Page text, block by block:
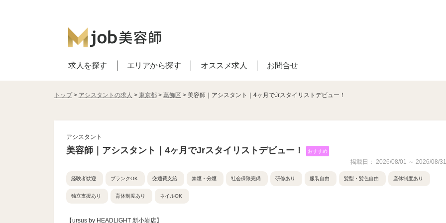
求人を探す エリアから探す オススメ求人 お問合せ
トップ> アシスタントの求人 > 東京都> 葛飾区 > 美容師｜アシスタント｜4ヶ月でJrスタイリストデビュー！
アシスタント
美容師｜アシスタント｜4ヶ月でJrスタイリストデビュー！ おすすめ
掲載日： 2026/08/01 ～ 2026/08/31
経験者歓迎 ブランクOK 交通費支給 禁煙・分煙 社会保険完備 研修あり 服装自由 髪型・髪色自由 産休制度あり
独立支援あり 育休制度あり ネイルOK
【ursus by HEADLIGHT 新小岩店】